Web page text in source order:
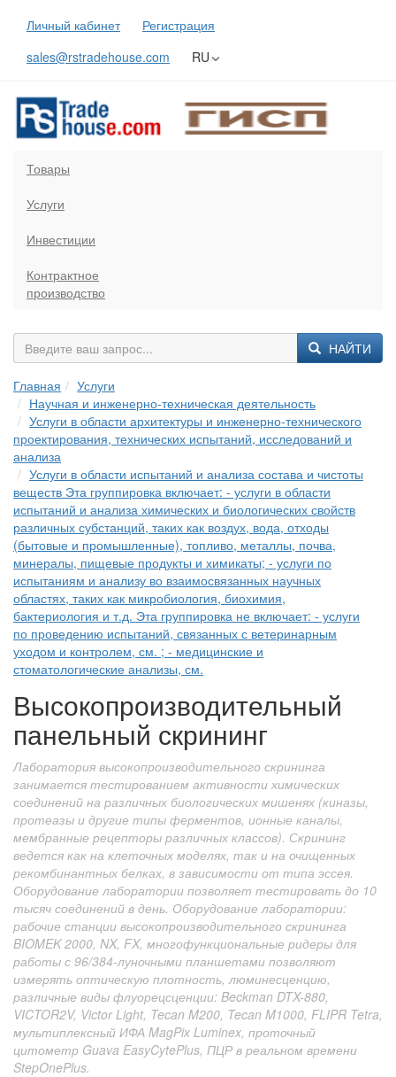
Личный кабинет
Регистрация
sales@rstradehouse.com
RU
Товары
Услуги
Инвестиции
Контрактное
производство
НАЙТИ
Главная
Услуги
Научная и инженерно-техническая деятельность
Услуги в области архитектуры и инженерно-технического
проектирования, технических испытаний, исследований и
анализа
Услуги в области испытаний и анализа состава и чистоты
веществ Эта группировка включает: - услуги в области
испытаний и анализа химических и биологических свойств
различных субстанций, таких как воздух, вода, отходы
(бытовые и промышленные), топливо, металлы, почва,
минералы, пищевые продукты и химикаты; - услуги по
испытаниям и анализу во взаимосвязанных научных
областях, таких как микробиология, биохимия,
бактериология и т.д. Эта группировка не включает: - услуги
по проведению испытаний, связанных с ветеринарным
уходом и контролем, см. ; - медицинские и
стоматологические анализы, см.
Высокопроизводительный
панельный скрининг
Лаборатория высокопроизводительного скрининга
занимается тестированием активности химических
соединений на различных биологических мишенях (киназы,
протеазы и другие типы ферментов, ионные каналы,
мембранные рецепторы различных классов). Скрининг
ведется как на клеточных моделях, так и на очищенных
рекомбинантных белках, в зависимости от типа эссея.
Оборудование лаборатории позволяет тестировать до 10
тысяч соединений в день. Оборудование лаборатории:
рабочие станции высокопроизводительного скрининга
BIOMEK 2000, NX, FX, многофункциональные ридеры для
работы с 96/384-луночными планшетами позволяют
измерять оптическую плотность, люминесценцию,
различные виды флуорецсценции: Beckman DTX-880,
VICTOR2V, Victor Light, Tecan M200, Tecan M1000, FLIPR Tetra,
мультиплексный ИФА MagPix Luminex, проточный
цитометр Guava EasyCytePlus, ПЦР в реальном времени
StepOnePlus.